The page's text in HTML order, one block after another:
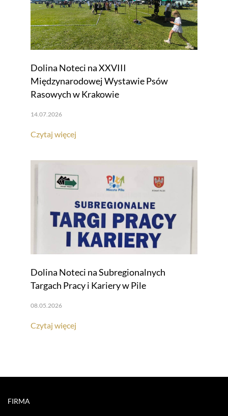
Dolina Noteci na XXVIII
Międzynarodowej Wystawie Psów
Rasowych w Krakowie
14.07.2026
Czytaj więcej
Dolina Noteci na Subregionalnych
Targach Pracy i Kariery w Pile
08.05.2026
Czytaj więcej
FIRMA